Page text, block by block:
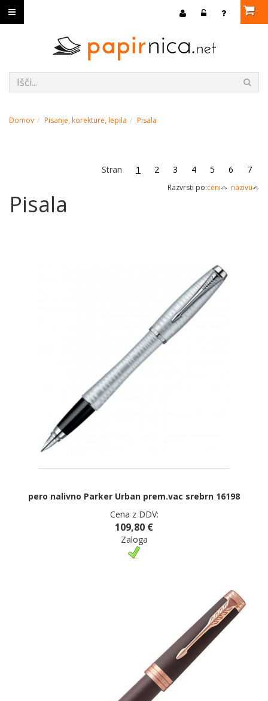
Domov Pisanje, korekture, lepila Pisala
Stran 1 2 3 4 5 6 7
Razvrsti po:ceni nazivu
Pisala
pero nalivno Parker Urban prem.vac srebrn 16198
Cena z DDV:
109,80 €
Zaloga